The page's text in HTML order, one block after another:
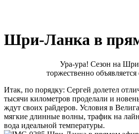
Шри-Ланка в
Ура-ура! Сезон на
торжественно
Итак, по порядку: Сергей долетел
тысячи километров проделали и
ждут своих райдеров. Условия в
мягкие длинные волны, трафик на
вода идеальной температуры.